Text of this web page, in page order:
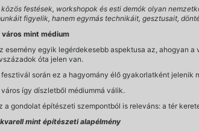
közös festések, workshopok és esti demók olyan
figyelik, hanem egymás technikáit, gesztusait,
város mint médium
esemény egyik legérdekesebb aspektusa az, ahogyan
óta jelen van.
fesztivál során ez a hagyomány élő gyakorlatként jelenik
város így díszletből médiummá válik.
a gondolat építészeti szempontból is releváns: a tér
mint építészeti alapélmény